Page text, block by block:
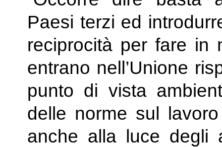
Paesi terzi ed
reciprocità per fare in
entrano nell’Unione
punto di vista
delle norme sul
anche alla luce degli